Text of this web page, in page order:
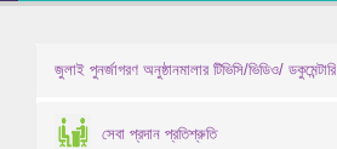
জুলাই পুনর্জাগরণ অনুষ্ঠানমালার টিভিসি/ভিডিও/ ডকুমেন্টারি
সেবা প্রদান প্রতিশ্রুতি